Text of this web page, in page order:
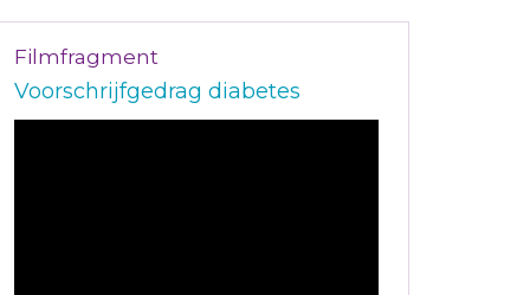
Filmfragment
Voorschrijfgedrag diabetes